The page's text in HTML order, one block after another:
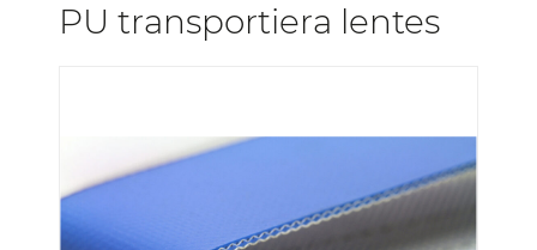
PU transportiera lentes